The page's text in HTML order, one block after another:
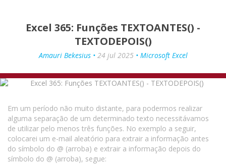
Excel 365: Funções TEXTOANTES() -
TEXTODEPOIS()
Amauri Bekesius • 24 jul 2025• Microsoft Excel
Em um período não muito distante, para podermos realizar
alguma separação de um determinado texto necessitávamos
de utilizar pelo menos três funções. No exemplo a seguir,
colocarei um e-mail aleatório para extrair a informação antes
do símbolo do @ (arroba) e extrair a informação depois do
símbolo do @ (arroba), segue: